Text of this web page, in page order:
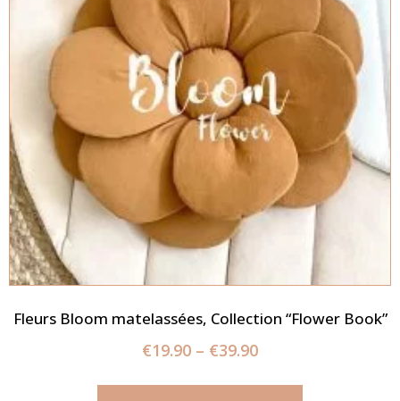
Fleurs Bloom matelassées, Collection “Flower Book”
€19.90 – €39.90